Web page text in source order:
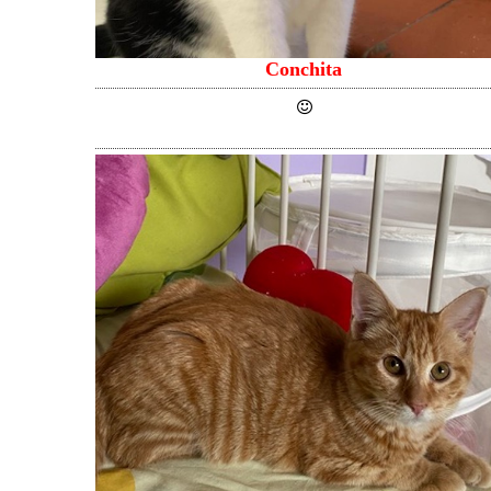
Conchita